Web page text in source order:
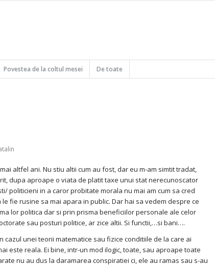
Povestea de la coltul mesei De toate
altfel ani. Nu stiu altii cum au fost, dar eu m-am simtit tradat,
dupa aproape o viata de platit taxe unui stat nerecunoscator
politicieni in a caror probitate morala nu mai am cum sa cred
fie rusine sa mai apara in public. Dar hai sa vedem despre ce
lor politica dar si prin prisma beneficiilor personale ale celor
sau posturi politice, ar zice altii. Si functii,…si bani….
unei teorii matematice sau fizice conditiile de la care ai
este reala. Ei bine, intr-un mod ilogic, toate, sau aproape toate
nu au dus la daramarea conspiratiei ci, ele au ramas sau s-au